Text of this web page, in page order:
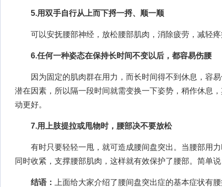
5.用双手自行从上而下捋一捋、顺一顺
可以安抚腰部神经，放松腰部肌肉，消除疲劳，减轻疼
6.任何一种姿态在保持长时间不变以后，都容易伤腰
因为固定的肌肉群在用力，而长时间得不到休息，容易
潜在因素，所以隔一段时间就需变换一下姿势，稍作休息
动更好。
7.用上肢提拉或甩物时，腰部决不要放松
有时只要轻轻一甩，就可造成腰间盘突出。当腰部用力
同时收紧，支撑腰部肌肉，这样就有效保护了腰部。简单
结语：
上面给大家介绍了腰间盘突出症的基本症状有